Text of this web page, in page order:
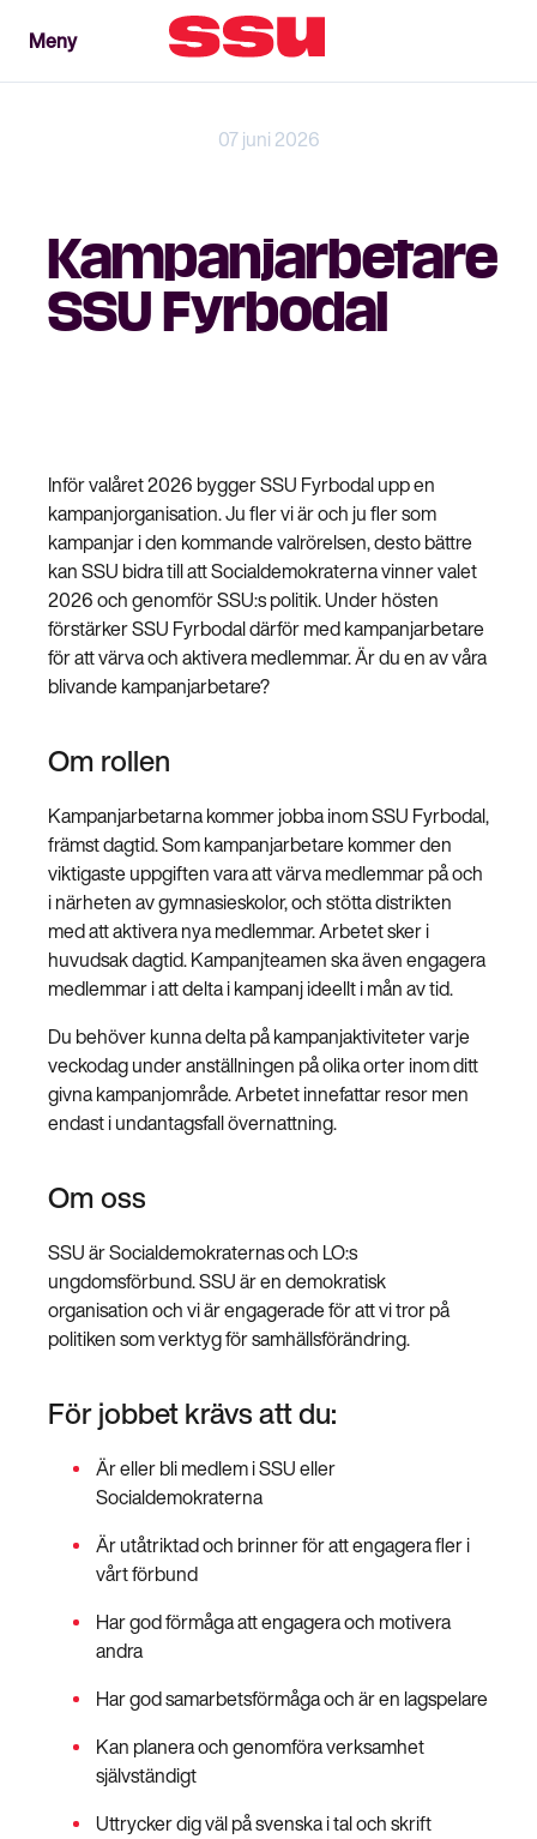
Stäng
Bli medlem
MenyMeny
07 juni 2026
Kampanjarbetare
SSU Fyrbodal
Inför valåret 2026 bygger SSU Fyrbodal upp en
kampanjorganisation. Ju fler vi är och ju fler som
kampanjar i den kommande valrörelsen, desto bättre
kan SSU bidra till att Socialdemokraterna vinner valet
2026 och genomför SSU:s politik. Under hösten
förstärker SSU Fyrbodal därför med kampanjarbetare
för att värva och aktivera medlemmar. Är du en av våra
blivande kampanjarbetare?
Om rollen
Kampanjarbetarna kommer jobba inom SSU Fyrbodal,
främst dagtid. Som kampanjarbetare kommer den
viktigaste uppgiften vara att värva medlemmar på och
i närheten av gymnasieskolor, och stötta distrikten
med att aktivera nya medlemmar. Arbetet sker i
huvudsak dagtid. Kampanjteamen ska även engagera
medlemmar i att delta i kampanj ideellt i mån av tid.
Du behöver kunna delta på kampanjaktiviteter varje
veckodag under anställningen på olika orter inom ditt
givna kampanjområde. Arbetet innefattar resor men
endast i undantagsfall övernattning.
Om oss
SSU är Socialdemokraternas och LO:s
ungdomsförbund. SSU är en demokratisk
organisation och vi är engagerade för att vi tror på
politiken som verktyg för samhällsförändring.
För jobbet krävs att du:
Är eller bli medlem i SSU eller
Socialdemokraterna
Är utåtriktad och brinner för att engagera fler i
vårt förbund
Har god förmåga att engagera och motivera
andra
Har god samarbetsförmåga och är en lagspelare
Kan planera och genomföra verksamhet
självständigt
Uttrycker dig väl på svenska i tal och skrift